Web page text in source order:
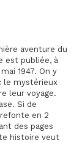
aventure du
est publiée, à
1947. On y
le mystérieux
leur voyage.
Si de
en 2
des pages
histoire veut